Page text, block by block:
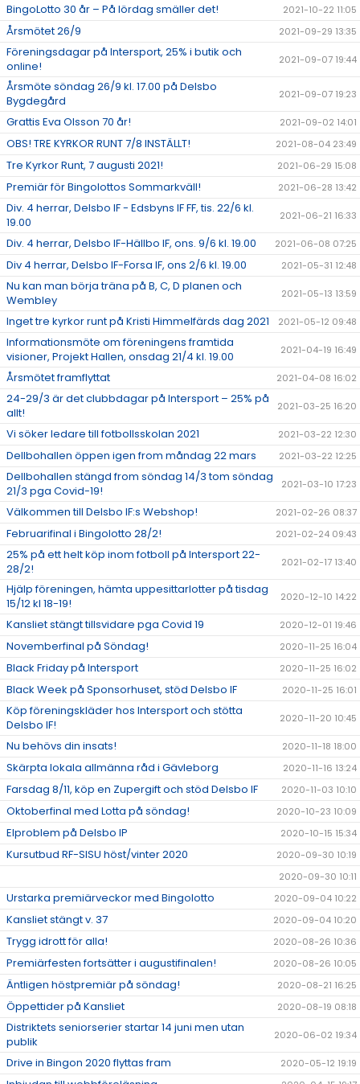
BingoLotto 30 år – På lördag smäller det! 2021-10-22 11:05
Årsmötet 26/9 2021-09-29 13:35
Föreningsdagar på Intersport, 25% i butik och
online!
2021-09-07 19:44
Årsmöte söndag 26/9 kl. 17.00 på Delsbo
Bygdegård
2021-09-07 19:23
Grattis Eva Olsson 70 år! 2021-09-02 14:01
OBS! TRE KYRKOR RUNT 7/8 INSTÄLLT! 2021-08-04 23:49
Tre Kyrkor Runt, 7 augusti 2021! 2021-06-29 15:08
Premiär för Bingolottos Sommarkväll! 2021-06-28 13:42
Div. 4 herrar, Delsbo IF - Edsbyns IF FF, tis. 22/6 kl.
19.00
2021-06-21 16:33
Div. 4 herrar, Delsbo IF-Hällbo IF, ons. 9/6 kl. 19.00 2021-06-08 07:25
Div 4 herrar, Delsbo IF-Forsa IF, ons 2/6 kl. 19.00 2021-05-31 12:48
Nu kan man börja träna på B, C, D planen och
Wembley
2021-05-13 13:59
Inget tre kyrkor runt på Kristi Himmelfärds dag 2021 2021-05-12 09:48
Informationsmöte om föreningens framtida
visioner, Projekt Hallen, onsdag 21/4 kl. 19.00
2021-04-19 16:49
Årsmötet framflyttat 2021-04-08 16:02
24-29/3 är det clubbdagar på Intersport – 25% på
allt!
2021-03-25 16:20
Vi söker ledare till fotbollsskolan 2021 2021-03-22 12:30
Dellbohallen öppen igen from måndag 22 mars 2021-03-22 12:25
Dellbohallen stängd from söndag 14/3 tom söndag
21/3 pga Covid-19!
2021-03-10 17:23
Välkommen till Delsbo IF:s Webshop! 2021-02-26 08:37
Februarifinal i Bingolotto 28/2! 2021-02-24 09:43
25% på ett helt köp inom fotboll på Intersport 22-
28/2!
2021-02-17 13:40
Hjälp föreningen, hämta uppesittarlotter på tisdag
15/12 kl 18-19!
2020-12-10 14:22
Kansliet stängt tillsvidare pga Covid 19 2020-12-01 19:46
Novemberfinal på Söndag! 2020-11-25 16:04
Black Friday på Intersport 2020-11-25 16:02
Black Week på Sponsorhuset, stöd Delsbo IF 2020-11-25 16:01
Köp föreningskläder hos Intersport och stötta
Delsbo IF!
2020-11-20 10:45
Nu behövs din insats! 2020-11-18 18:00
Skärpta lokala allmänna råd i Gävleborg 2020-11-16 13:24
Farsdag 8/11, köp en Zupergift och stöd Delsbo IF 2020-11-03 10:10
Oktoberfinal med Lotta på söndag! 2020-10-23 10:09
Elproblem på Delsbo IP 2020-10-15 15:34
Kursutbud RF-SISU höst/vinter 2020
2020-09-30 10:19
2020-09-30 10:11
Urstarka premiärveckor med Bingolotto 2020-09-04 10:22
Kansliet stängt v. 37 2020-09-04 10:20
Trygg idrott för alla! 2020-08-26 10:36
Premiärfesten fortsätter i augustifinalen! 2020-08-26 10:05
Äntligen höstpremiär på söndag! 2020-08-21 16:25
Öppettider på Kansliet 2020-08-19 08:18
Distriktets seniorserier startar 14 juni men utan
publik
2020-06-02 19:34
Drive in Bingon 2020 flyttas fram 2020-05-12 19:19